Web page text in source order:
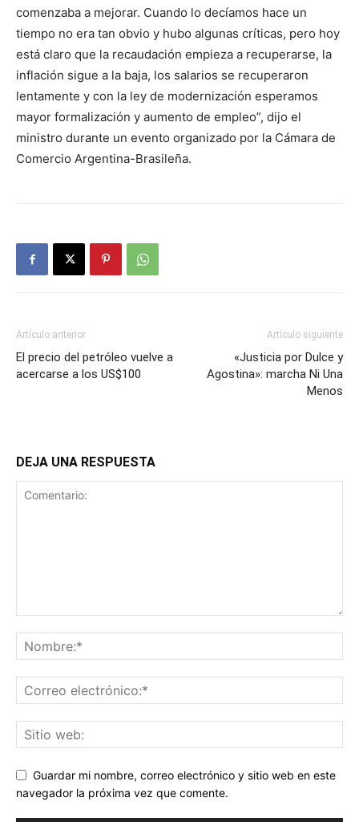
comenzaba a mejorar. Cuando lo decíamos hace un
tiempo no era tan obvio y hubo algunas críticas, pero hoy
está claro que la recaudación empieza a recuperarse, la
inflación sigue a la baja, los salarios se recuperaron
lentamente y con la ley de modernización esperamos
mayor formalización y aumento de empleo”, dijo el
ministro durante un evento organizado por la Cámara de
Comercio Argentina-Brasileña.
Artículo anterior
El precio del petróleo vuelve a
acercarse a los US$100
Artículo siguiente
«Justicia por Dulce y
Agostina»: marcha Ni Una
Menos
DEJA UNA RESPUESTA
Guardar mi nombre, correo electrónico y sitio web en este
navegador la próxima vez que comente.